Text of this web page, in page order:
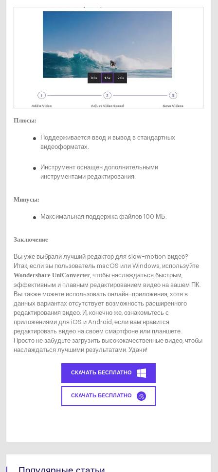
Плюсы:
Поддерживается ввод и вывод в стандартных
видеоформатах.
Инструмент оснащен дополнительными
инструментами редактирования.
Минусы:
Максимальная поддержка файлов 100 МБ.
Заключение
Вы уже выбрали лучший редактор для slow-motion видео?
Итак, если вы пользователь macOS или Windows, используйте
Wondershare UniConverter, чтобы наслаждаться быстрым,
эффективным и плавным редактированием видео на вашем ПК.
Вы также можете использовать онлайн-приложения, хотя в
данных вариантах отсутствует возможность расширенного
редактирования видео. И, конечно же, ознакомьтесь с
приложениями для iOS и Android, если вам нравится
редактировать видео на своем смартфоне или планшете.
Просто не забудьте загрузить высококачественные видео, чтобы
наслаждаться лучшими результатами. Удачи!
СКАЧАТЬ БЕСПЛАТНО
СКАЧАТЬ БЕСПЛАТНО